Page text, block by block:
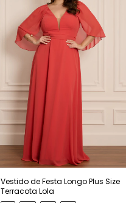
Vestido de Festa Longo Plus Size
Terracota Lola